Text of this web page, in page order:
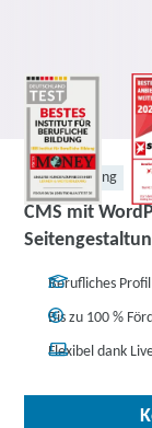
Weiterbildung
CMS mit
Berufliches
Bis zu 100 %
Flexibel dank